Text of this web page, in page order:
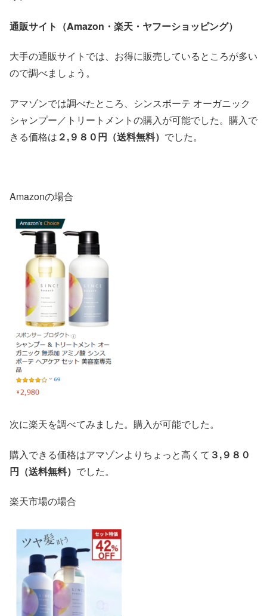
通販サイト（Amazon・楽天・ヤフーショッピング）
大手の通販サイトでは、お得に販売しているところが多い
ので調べましょう。
アマゾンでは調べたところ、シンスボーテ オーガニック
シャンプー／トリートメントの購入が可能でした。購入で
きる価格は ２,９８０円（送料無料） でした。
Amazonの場合
次に楽天を調べてみました。購入が可能でした。
購入できる価格はアマゾンよりちょっと高くて ３,９８０
円（送料無料） でした。
楽天市場の場合